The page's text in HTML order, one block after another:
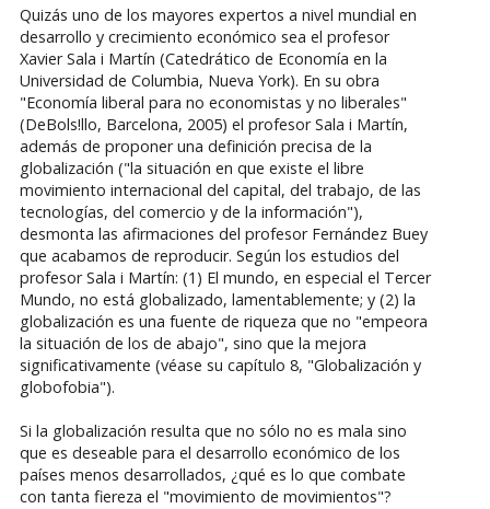
Quizás uno de los mayores expertos a nivel mundial en
desarrollo y crecimiento económico sea el profesor
Xavier Sala i Martín (Catedrático de Economía en la
Universidad de Columbia, Nueva York). En su obra
"Economía liberal para no economistas y no liberales"
(DeBols!llo, Barcelona, 2005) el profesor Sala i Martín,
además de proponer una definición precisa de la
globalización ("la situación en que existe el libre
movimiento internacional del capital, del trabajo, de las
tecnologías, del comercio y de la información"),
desmonta las afirmaciones del profesor Fernández Buey
que acabamos de reproducir. Según los estudios del
profesor Sala i Martín: (1) El mundo, en especial el Tercer
Mundo, no está globalizado, lamentablemente; y (2) la
globalización es una fuente de riqueza que no "empeora
la situación de los de abajo", sino que la mejora
significativamente (véase su capítulo 8, "Globalización y
globofobia").
Si la globalización resulta que no sólo no es mala sino
que es deseable para el desarrollo económico de los
países menos desarrollados, ¿qué es lo que combate
con tanta fiereza el "movimiento de movimientos"?